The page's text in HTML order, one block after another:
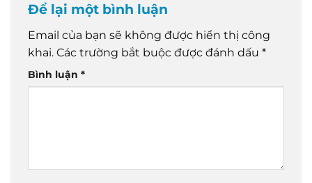
Để lại một bình luận
Email của bạn sẽ không được hiển thị công
khai. Các trường bắt buộc được đánh dấu *
Bình luận *